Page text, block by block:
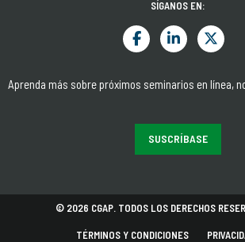
SÍGANOS EN:
Aprenda más sobre próximos seminarios en línea,
SUSCRÍBASE
© 2026 CGAP. TODOS LOS DERECHOS
TÉRMINOS Y CONDICIONES